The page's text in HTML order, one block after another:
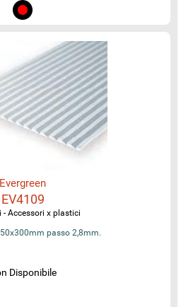
Evergreen
EV4109
- Accessori x plastici
passo 2,8mm.
Disponibile